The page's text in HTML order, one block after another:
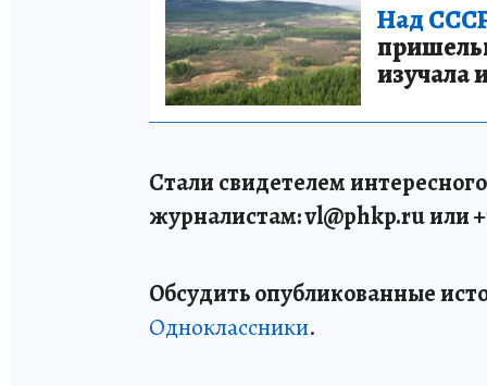
Над
изучала
Стали свидетелем
журналистам: vl@phkp.ruили
Обсудить опубликованные
Одноклассники.